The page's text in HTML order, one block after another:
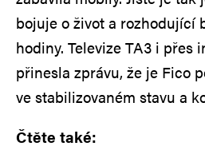
bojuje o život a rozhodující
hodiny. Televize TA3 i přes
přinesla zprávu, že je Fico
ve stabilizovaném stavu a
Čtěte také: